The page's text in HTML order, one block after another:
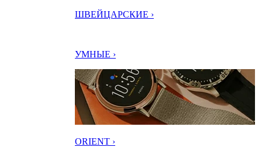
ШВЕЙЦАРСКИЕ ›
УМНЫЕ ›
ORIENT ›